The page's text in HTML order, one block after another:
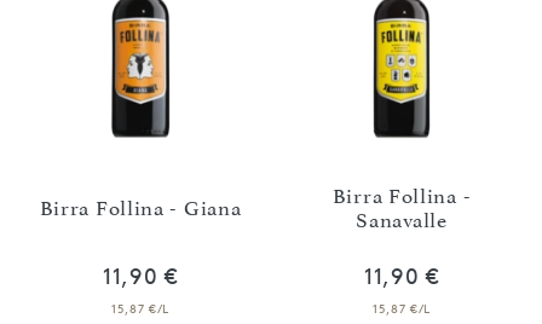
Birra Follina - Giana
11,90 €
15,87 €/L
Birra Follina -
Sanavalle
11,90 €
15,87 €/L